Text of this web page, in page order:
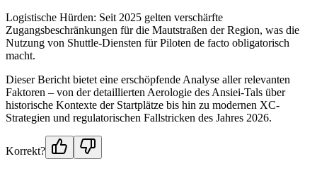
Logistische Hürden: Seit 2025 gelten verschärfte
Zugangsbeschränkungen für die Mautstraßen der Region, was die
Nutzung von Shuttle-Diensten für Piloten de facto obligatorisch
macht.
Dieser Bericht bietet eine erschöpfende Analyse aller relevanten
Faktoren – von der detaillierten Aerologie des Ansiei-Tals über
historische Kontexte der Startplätze bis hin zu modernen XC-
Strategien und regulatorischen Fallstricken des Jahres 2026.
Korrekt?